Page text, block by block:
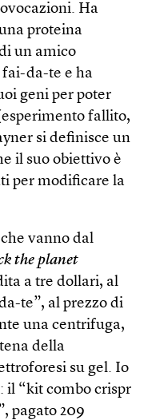
Ha
proteina
un amico
da-te e ha
geni per poter
fallito,
si definisce un
il suo obiettivo è
per modificare la
vanno dal
the planet
a tre dollari, al
te”, al prezzo di
una centrifuga,
della
su gel. Io
il “kit combo crispr
pagato 209